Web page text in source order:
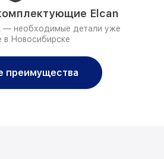
Elcan
— необходимые детали уже
в Новосибирске
преимущества